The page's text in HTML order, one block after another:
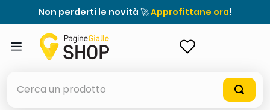
Non perderti le novità 🚀Approfittane ora!